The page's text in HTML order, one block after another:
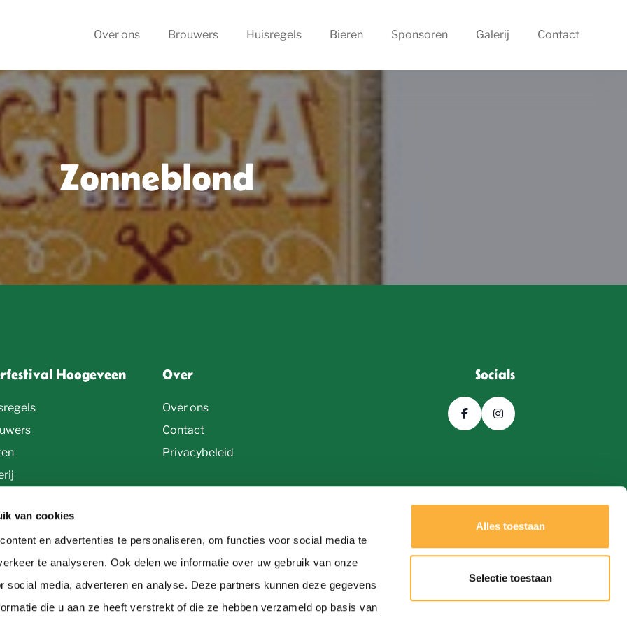
van cookies
en advertenties te personaliseren, om functies voor social media te
te analyseren. Ook delen we informatie over uw gebruik van onze
social media, adverteren en analyse. Deze partners kunnen deze gegevens
die u aan ze heeft verstrekt of die ze hebben verzameld op basis van
Alles toestaan
Selectie toestaan
Over ons
Brouwers Huisregels Bieren Sponsoren Galerij Contact
Zonneblond
Hoogeveen Over
Over ons
Contact
Privacybeleid
Socials